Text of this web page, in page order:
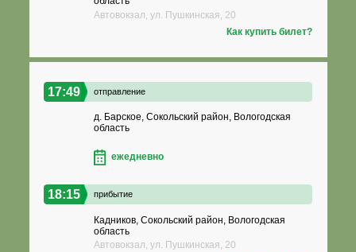
Автовокзал, ул. Пушкинская, 20
Как купить билет?
17:49 отправление
д. Барское, Сокольский район, Вологодская
область
ежедневно
18:15 прибытие
Кадников, Сокольский район, Вологодская
область
Автовокзал, ул. Пушкинская, 20